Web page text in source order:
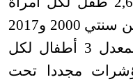
سنة 2024، رغم أنها عرفت بين سنتي 2000 و2017
فترة انتعاش تجاوز خلالها المعدل 3 أطفال لكل
مجددا تحت